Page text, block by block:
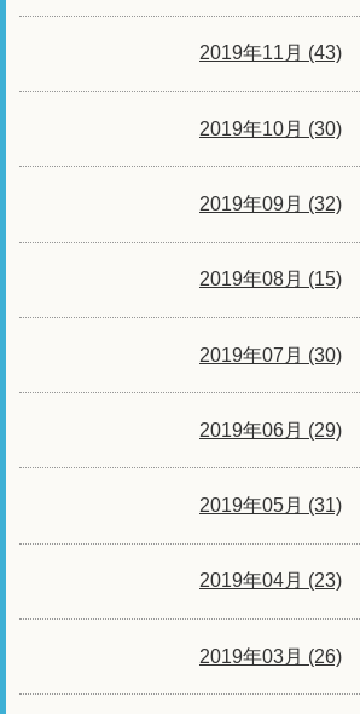
2019年11月 (43)
2019年10月 (30)
2019年09月 (32)
2019年08月 (15)
2019年07月 (30)
2019年06月 (29)
2019年05月 (31)
2019年04月 (23)
2019年03月 (26)